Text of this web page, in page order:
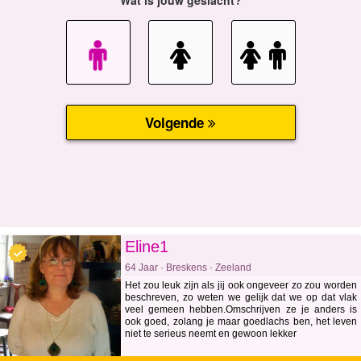
Eline1
64 Jaar · Breskens · Zeeland
Het zou leuk zijn als jij ook ongeveer zo zou worden
beschreven, zo weten we gelijk dat we op dat vlak
veel gemeen hebben.Omschrijven ze je anders is
ook goed, zolang je maar goedlachs ben, het leven
niet te serieus neemt en gewoon lekker